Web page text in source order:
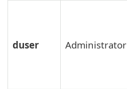
duser Administrator